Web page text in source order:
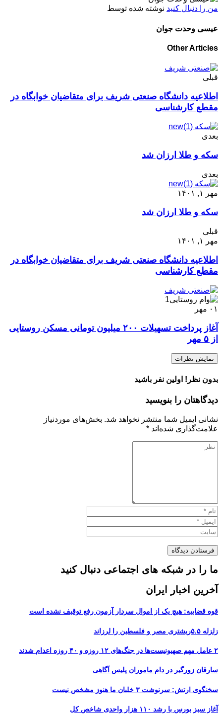
من را دنبال کنید نوشته شده توسط
عیسی وحدت جوان
Other Articles
قبلی
اطلاعیه دانشگاه صنعتی شریف برای متقاضیان خوابگاه در
مقطع کارشناسی
بعدی
سکه و طلا ارزان شد
بعدی
مهر ۱, ۱۴۰۱
سکه و طلا ارزان شد
قبلی
مهر ۱, ۱۴۰۱
اطلاعیه دانشگاه صنعتی شریف برای متقاضیان خوابگاه در
مقطع کارشناسی
۰۱ مهر
آغاز پرداخت تسهیلات ۲۰۰ میلیون تومانی مسکن روستایی
از ۵ مهر
نمایش نظرات
بدون نظر! اولین نفر باشید
دیدگاهتان را بنویسید
نشانی ایمیل شما منتشر نخواهد شد. بخش‌های موردنیاز
علامت‌گذاری شده‌اند *
ما را در شبکه های اجتماعی دنبال کنید
آخرین اخبار ایران
قوه قضاییه: هیچ یک از اموال سردار آزمون رفع توقیف نشده است
زلزله ۵.۵ریشتری مصر و فلسطین را لرزاند
۲ عامل مهم صهیونیست‌ها در جنگ‌های ۱۲ روزه و ۴۰ روزه اعدام شدند
سارقان زورگیر در دام ماموران پلیس آگاهی
سخنگوی ارتش: سرنوشت ۳ خلبان ما هنوز مشخص نیست
آغاز سبز بورس با رشد ۱۱۰ هزار واحدی شاخص کل